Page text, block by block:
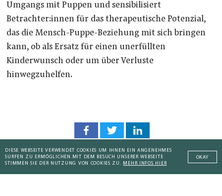
Umgangs mit Puppen und sensibilisiert
Betrachter:innen für das therapeutische Potenzial,
das die Mensch-Puppe-Beziehung mit sich bringen
kann, ob als Ersatz für einen unerfüllten
Kinderwunsch oder um über Verluste
hinwegzuhelfen.
DIESE WEBSEITE VERWENDET COOKIES UM IHNEN EIN ANGENEHMES
SURFEN ZU ERMÖGLICHEN. MIT DEM BESUCH UNSERER WEBSEITE
STIMMEN SIE DER NUTZUNG VON COOKIES ZU. MEHR INFOS HIER
OKAY